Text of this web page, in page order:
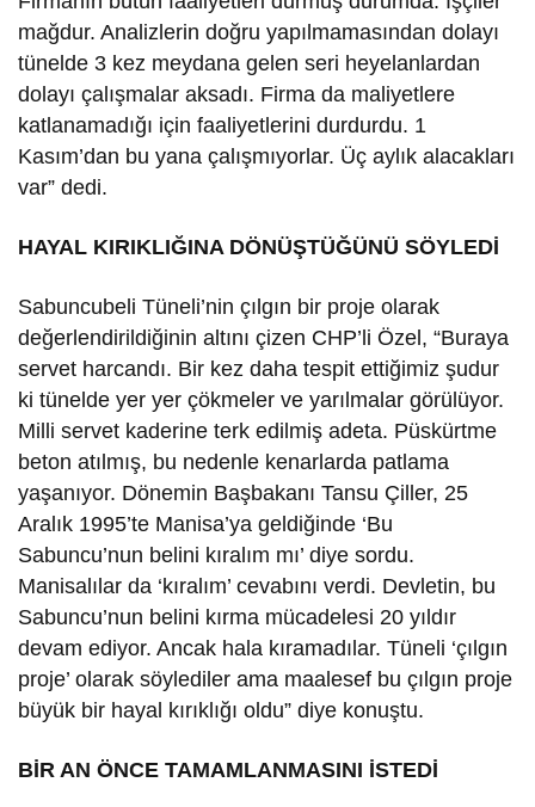
mağdur. Analizlerin doğru yapılmamasından dolayı
tünelde 3 kez meydana gelen seri heyelanlardan
dolayı çalışmalar aksadı. Firma da maliyetlere
katlanamadığı için faaliyetlerini durdurdu. 1
Kasım’dan bu yana çalışmıyorlar. Üç aylık alacakları
var” dedi.
HAYAL KIRIKLIĞINA DÖNÜŞTÜĞÜNÜ SÖYLEDİ
Sabuncubeli Tüneli’nin çılgın bir proje olarak
değerlendirildiğinin altını çizen CHP’li Özel, “Buraya
servet harcandı. Bir kez daha tespit ettiğimiz şudur
ki tünelde yer yer çökmeler ve yarılmalar görülüyor.
Milli servet kaderine terk edilmiş adeta. Püskürtme
beton atılmış, bu nedenle kenarlarda patlama
yaşanıyor. Dönemin Başbakanı Tansu Çiller, 25
Aralık 1995’te Manisa’ya geldiğinde ‘Bu
Sabuncu’nun belini kıralım mı’ diye sordu.
Manisalılar da ‘kıralım’ cevabını verdi. Devletin, bu
Sabuncu’nun belini kırma mücadelesi 20 yıldır
devam ediyor. Ancak hala kıramadılar. Tüneli ‘çılgın
proje’ olarak söylediler ama maalesef bu çılgın proje
büyük bir hayal kırıklığı oldu” diye konuştu.
BİR AN ÖNCE TAMAMLANMASINI İSTEDİ